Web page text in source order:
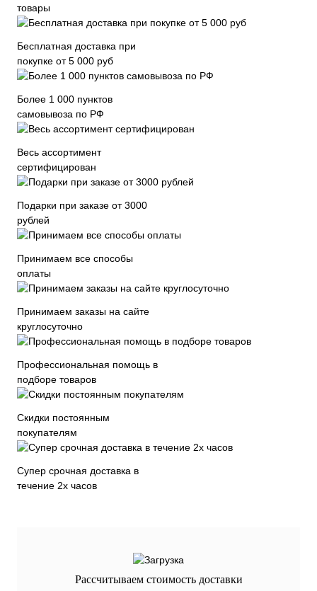
товары
Бесплатная доставка при
покупке от 5 000 руб
Более 1 000 пунктов
самовывоза по РФ
Весь ассортимент
сертифицирован
Подарки при заказе от 3000
рублей
Принимаем все способы
оплаты
Принимаем заказы на сайте
круглосуточно
Профессиональная помощь в
подборе товаров
Скидки постоянным
покупателям
Супер срочная доставка в
течение 2х часов
Рассчитываем стоимость доставки